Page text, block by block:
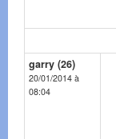
garry (26)
20/01/2014 à
08:04